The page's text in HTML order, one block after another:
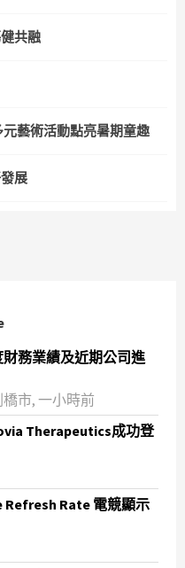
共融
藝術活動點亮暑期童趣
展
務業績及近期公司進
市, 一小時前
Therapeutics成功登
Refresh Rate 電競顯示